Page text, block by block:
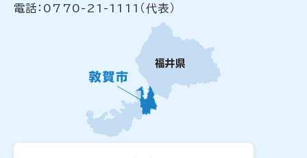
電話：0770-21-1111（代表）